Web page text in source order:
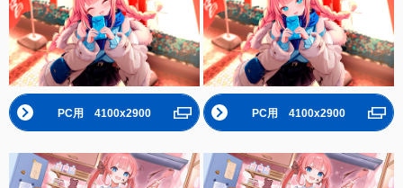
PC用 4100x2900 PC用 4100x2900